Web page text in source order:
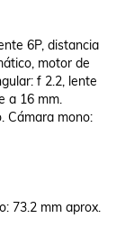
6P, distancia
motor de
f 2.2, lente
a 16 mm.
Cámara mono:
73.2 mm aprox.